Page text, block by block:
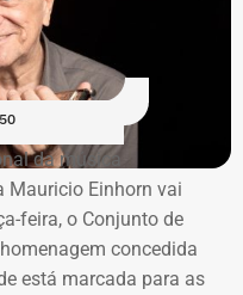
do TCE-RJ, os R$
Master entre junho e
de 20% de toda a
A equipe técnica do
como
pela auditoria
da música
Mauricio Einhorn vai
feira, o Conjunto de
concedida
está marcada para as